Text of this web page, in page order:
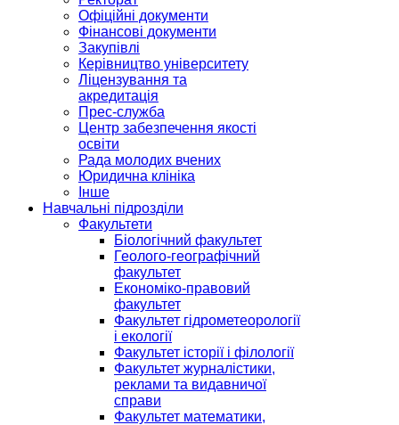
Офіційні документи
Фінансові документи
Закупівлі
Керівництво університету
Ліцензування та
акредитація
Прес-служба
Центр забезпечення якості
освіти
Рада молодих вчених
Юридична клініка
Інше
Навчальні підрозділи
Факультети
Біологічний факультет
Геолого-географічний
факультет
Економіко-правовий
факультет
Факультет гідрометеорології
і екології
Факультет історії і філології
Факультет журналістики,
реклами та видавничої
справи
Факультет математики,